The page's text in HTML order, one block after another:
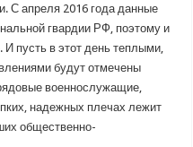
С апреля 2016 года данные
гвардии РФ, поэтому и
И пусть в этот день теплыми,
будут отмечены
военнослужащие,
надежных плечах лежит
общественно-